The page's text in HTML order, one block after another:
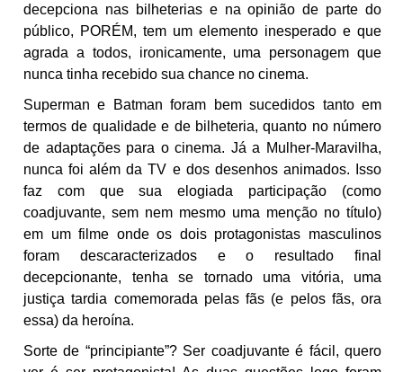
decepciona nas bilheterias e na opinião de parte do
público, PORÉM, tem um elemento inesperado e que
agrada a todos, ironicamente, uma personagem que
nunca tinha recebido sua chance no cinema.
Superman e Batman foram bem sucedidos tanto em
termos de qualidade e de bilheteria, quanto no número
de adaptações para o cinema. Já a Mulher-Maravilha,
nunca foi além da TV e dos desenhos animados. Isso
faz com que sua elogiada participação (como
coadjuvante, sem nem mesmo uma menção no título)
em um filme onde os dois protagonistas masculinos
foram descaracterizados e o resultado final
decepcionante, tenha se tornado uma vitória, uma
justiça tardia comemorada pelas fãs (e pelos fãs, ora
essa) da heroína.
Sorte de “principiante”? Ser coadjuvante é fácil, quero